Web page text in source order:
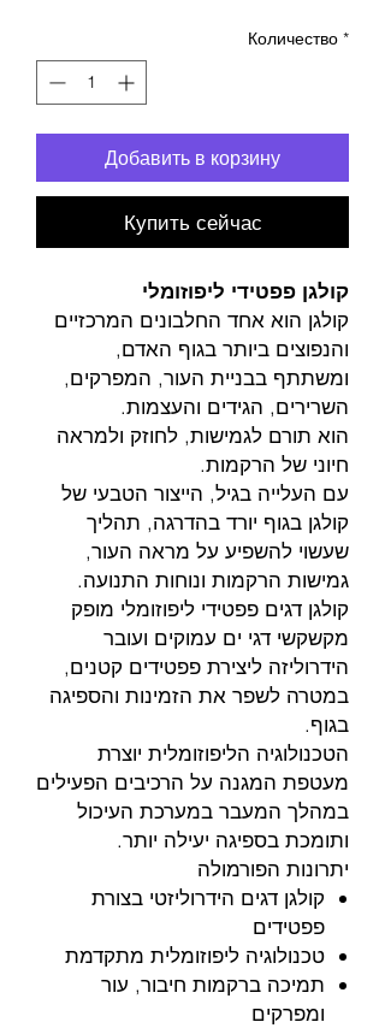
Количество *
Добавить в корзину
Купить сейчас
קולגן פפטידי ליפוזומלי
קולגן הוא אחד החלבונים המרכזיים
והנפוצים ביותר בגוף האדם,
ומשתתף בבניית העור, המפרקים,
השרירים, הגידים והעצמות.
הוא תורם לגמישות, לחוזק ולמראה
חיוני של הרקמות.
עם העלייה בגיל, הייצור הטבעי של
קולגן בגוף יורד בהדרגה, תהליך
שעשוי להשפיע על מראה העור,
גמישות הרקמות ונוחות התנועה.
קולגן דגים פפטידי ליפוזומלי מופק
מקשקשי דגי ים עמוקים ועובר
הידרוליזה ליצירת פפטידים קטנים,
במטרה לשפר את הזמינות והספיגה
בגוף.
הטכנולוגיה הליפוזומלית יוצרת
מעטפת המגנה על הרכיבים הפעילים
במהלך המעבר במערכת העיכול
ותומכת בספיגה יעילה יותר.
יתרונות הפורמולה
קולגן דגים הידרוליזטי בצורת
פפטידים
טכנולוגיה ליפוזומלית מתקדמת
תמיכה ברקמות חיבור, עור
ומפרקים